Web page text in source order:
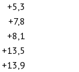
+5,3
+7,8
+8,1
+13,5
+13,9